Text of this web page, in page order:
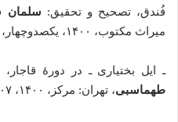
فُندق، تصحیح و تحقیق: سلمان
میراث مکتوب، ۱۴۰۰، یکصدوچهار، ۷۸۷، ۸ ص.
ـ ایل بختیاری ـ در دورۀ قاجار،
طهماسبی، تهران: مرکز، ۱۴۰۰، ۴۰۷ ص.